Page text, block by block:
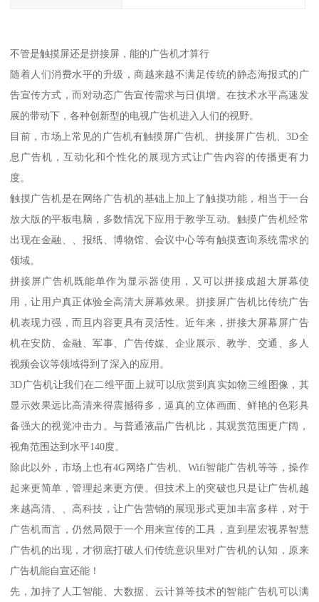
不管是触摸屏还是拼接屏，能的广告机才算行
随着人们消费水平的升级，商越来越不满足传统的静态海报式的广
告宣传方式，而对动态广告宣传需求与日俱增。在技术水平高速发
展的带动下，各种创新型的电视广告机进入人们的视野。
目前，市场上常见的广告机有触摸屏广告机、拼接屏广告机、3D全
息广告机，互动化和个性化的展现方式让广告内容的传播更有力
度。
触摸广告机是在网络广告机的基础上加上了触摸功能，相当于一台
放大版的平板电脑，多数情况下应用于教学互动。触摸广告机经常
出现在金融、、报纸、博物馆、会议中心等有触摸查询系统需求的
领域。
拼接屏广告机既能单作为显示器使用，又可以拼接成超大屏幕使
用，让用户真正体验全高清大屏幕效果。拼接屏广告机比传统广告
机表现力强，而且内容更具有灵活性。近年来，拼接大屏幕屏广告
机在安防、金融、军事、广告传媒、企业展示、教学、交通、多人
视频会议等领域得到了深入的应用。
3D广告机让我们在二维平面上就可以欣赏到真实如物三维图像，其
显示效果远比高清来得震撼得多，逼真的立体画面、鲜艳的色彩具
备强大的视觉冲击力。与普通液晶广告机比，其观赏范围更广阔，
视角范围达到水平140度。
除此以外，市场上也有4G网络广告机、Wifi智能广告机等等，操作
起来更简单，管理起来更方便。但技术上的突破也只是让广告机越
来越高清、、高科技，让广告营销的展现形式更加丰富多样，对于
广告机而言，仍然局限于一个用来宣传的工具，直到星宏视界智慧
广告机的出现，才彻底打破人们传统意识里对广告机的认知，原来
广告机能自宣还能！
先，加持了人工智能、大数据、云计算等技术的智能广告机可以满